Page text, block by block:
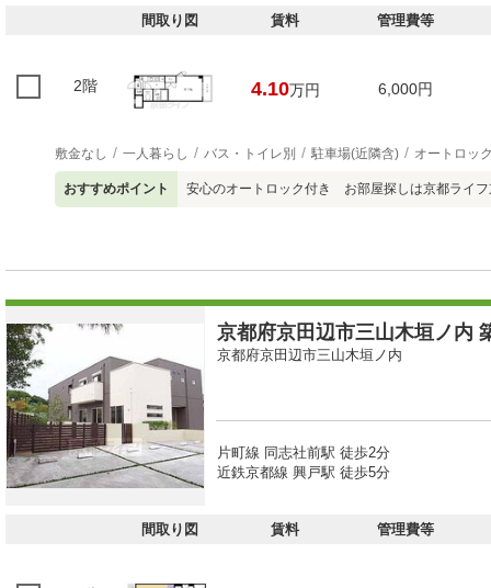
間取り図 賃料 管理費等
2階 4.10万円 6,000円
敷金なし 一人暮らし バス・トイレ別 駐車場(近隣含) オートロッ
おすすめポイント 安心のオートロック付き お部屋探しは京都ライ
京都府京田辺市三山木垣ノ内
京都府京田辺市三山木垣ノ内
片町線 同志社前駅 徒歩2分
近鉄京都線 興戸駅 徒歩5分
間取り図 賃料 管理費等